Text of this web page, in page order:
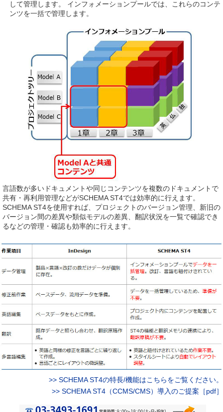
して管理します。 インフォメーションプールでは、これらのコンテ
ンツを一括で管理します。
言語数が多いドキュメントや同じコンテンツを複数のドキュメントで
共有・再利用管理などがSCHEMA ST4では効率的に行えます。
SCHEMA ST4を使用すれば、プロジェクトのバージョン管理、新旧の
バージョン間の差異や類似モデルの差異、翻訳状況を一覧で確認でき
るなどの管理・確認も効率的に行えます。
>> SCHEMA ST4の特長/機能はこちらをご覧ください。
>> SCHEMA ST4（CCMS/CMS）導⼊のご提案［pdf］